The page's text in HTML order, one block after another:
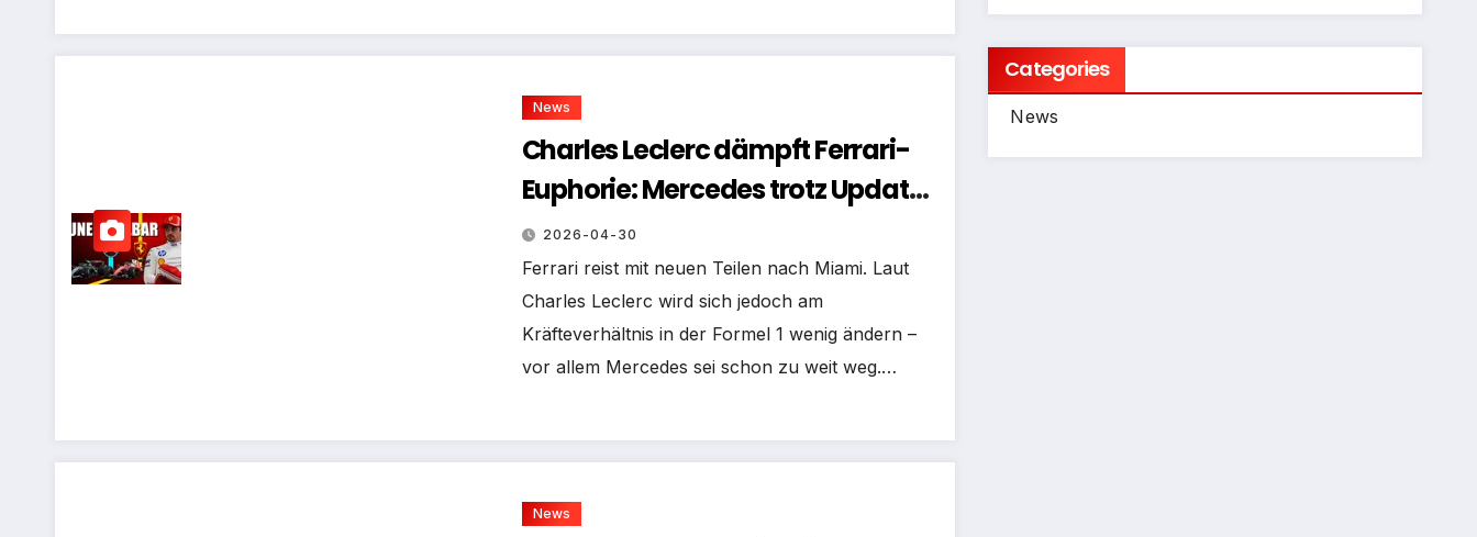
News
Charles Leclerc dämpft Ferrari-
Euphorie: Mercedes trotz Updates
wohl außer Reichweite
2026-04-30
Ferrari reist mit neuen Teilen nach Miami. Laut
Charles Leclerc wird sich jedoch am
Kräfteverhältnis in der Formel 1 wenig ändern –
vor allem Mercedes sei schon zu weit weg.…
News
Categories
News